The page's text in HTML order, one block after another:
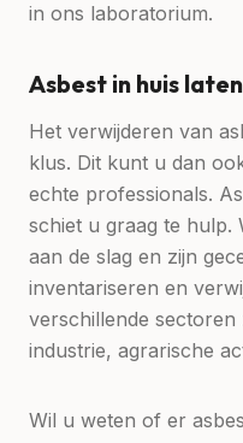
in ons laboratorium.
Asbest in huis
Het verwijderen van
klus. Dit kunt u dan
echte professionals.
schiet u graag te hulp.
aan de slag en zijn
inventariseren en
verschillende sectoren
industrie, agrarische
Wil u weten of er